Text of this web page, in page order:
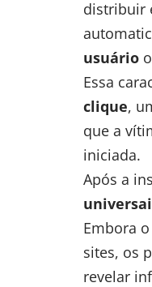
distribuir
usuário
Essa
clique,
que a
iniciada.
Após a
Embora o
sites, os
revelar